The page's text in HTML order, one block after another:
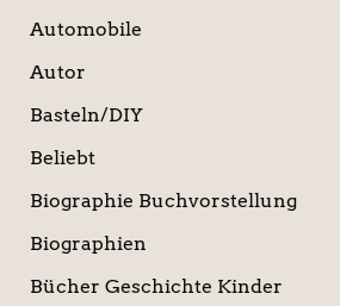
Automobile
Autor
Basteln/DIY
Beliebt
Biographie Buchvorstellung
Biographien
Bücher Geschichte Kinder